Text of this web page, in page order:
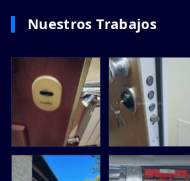
Nuestros Trabajos